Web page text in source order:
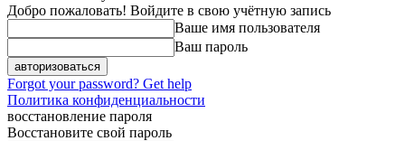
Добро пожаловать! Войдите в свою учётную запись
Ваше имя пользователя
Ваш пароль
Forgot your password? Get help
Политика конфиденциальности
восстановление пароля
Восстановите свой пароль